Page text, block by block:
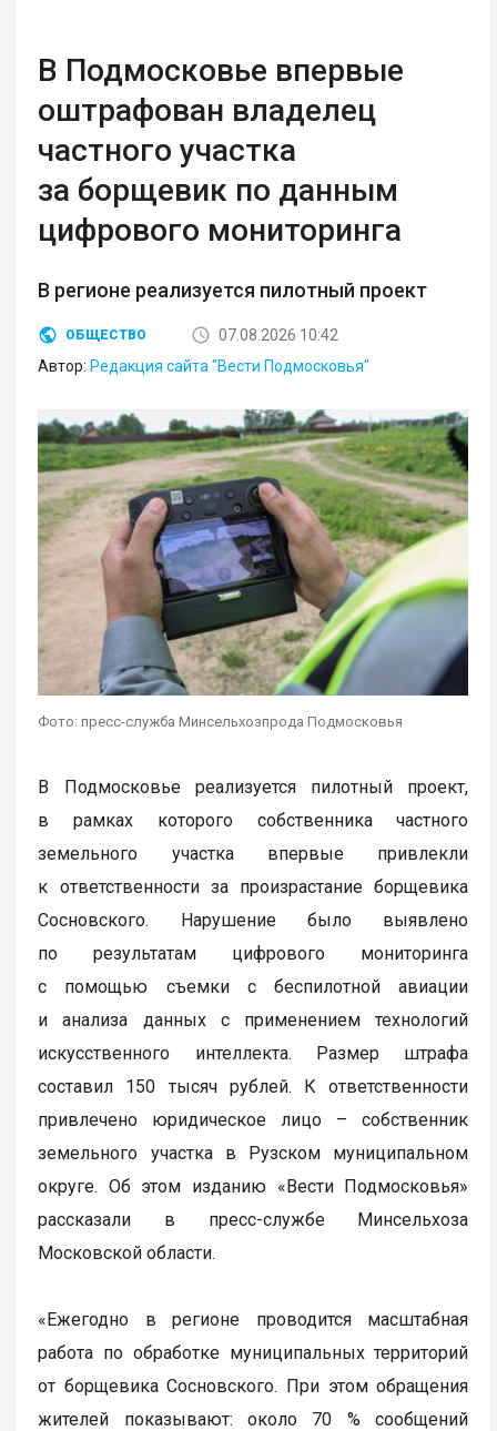
В Подмосковье впервые
оштрафован владелец
частного участка
за борщевик по данным
цифрового мониторинга
В регионе реализуется пилотный проект
ОБЩЕСТВО
07.08.2026 10:42
Автор: Редакция сайта "Вести Подмосковья"
Фото: пресс-служба Минсельхозпрода Подмосковья
В Подмосковье реализуется пилотный проект,
в рамках которого собственника частного
земельного участка впервые привлекли
к ответственности за произрастание борщевика
Сосновского. Нарушение было выявлено
по результатам цифрового мониторинга
с помощью съемки с беспилотной авиации
и анализа данных с применением технологий
искусственного интеллекта. Размер штрафа
составил 150 тысяч рублей. К ответственности
привлечено юридическое лицо – собственник
земельного участка в Рузском муниципальном
округе. Об этом изданию «Вести Подмосковья»
рассказали в пресс-службе Минсельхоза
Московской области.
«Ежегодно в регионе проводится масштабная
работа по обработке муниципальных территорий
от борщевика Сосновского. При этом обращения
жителей показывают: около 70 % сообщений